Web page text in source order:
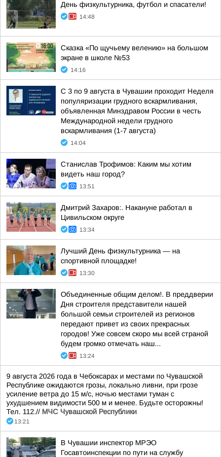
День физкультурника, футбол и спасатели!
14:48
Сказка «По щучьему велению» на большом
экране в школе №53
14:16
С 3 по 9 августа в Чувашии проходит Неделя
популяризации грудного вскармливания,
объявленная Минздравом России в честь
Международной недели грудного
вскармливания (1-7 августа)
14:04
Станислав Трофимов: Каким мы хотим
видеть наш город?
13:51
Дмитрий Захаров:. Накануне работал в
Цивильском округе
13:34
Лучший День физкультурника — на
спортивной площадке!
13:30
Объединенные общим делом!. В преддверии
Дня строителя представители нашей
большой семьи строителей из регионов
передают привет из своих прекрасных
городов! Уже совсем скоро мы всей страной
будем громко отмечать наш...
13:24
9 августа 2026 года в Чебоксарах и местами по Чувашской
Республике ожидаются грозы, локально ливни, при грозе
усиление ветра до 15 м/с, ночью местами туман с
ухудшением видимости 500 м и менее. Будьте осторожны!
Тел. 112.// МЧС Чувашской Республики
13:21
В Чувашии инспектор МРЭО
Госавтоинспекции по пути на службу